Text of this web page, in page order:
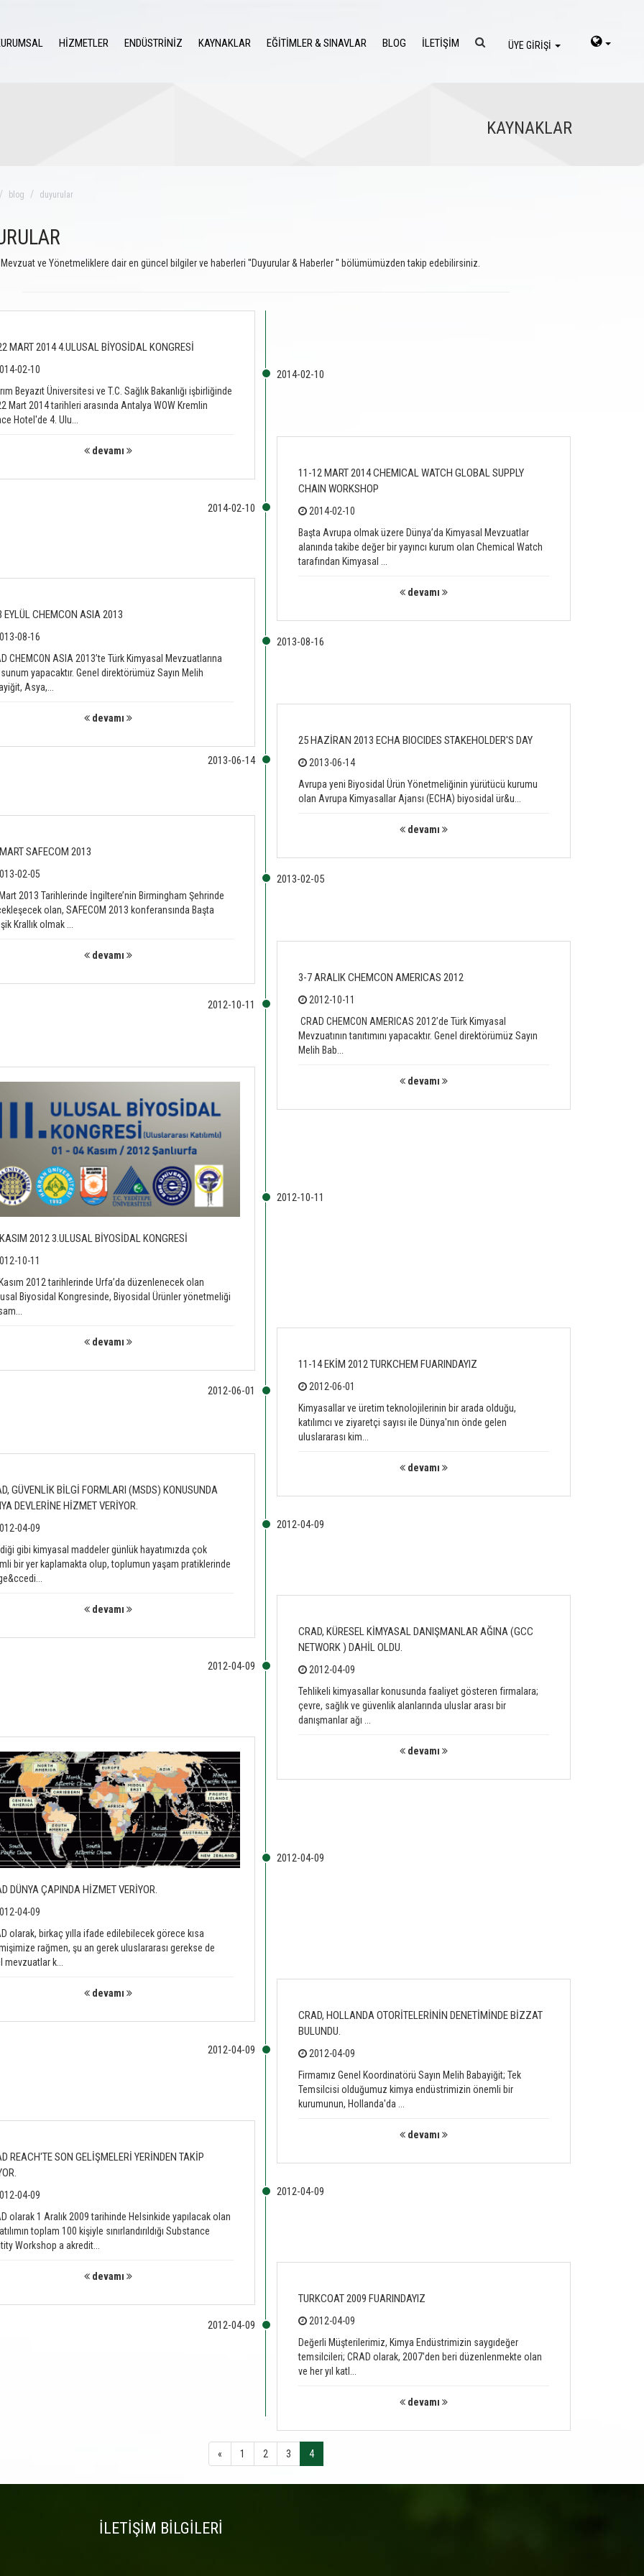
HİZMETLER ENDÜSTRİNİZ KAYNAKLAR EĞİTİMLER & SINAVLAR BLOG İLETİŞİM ÜYE GİRİŞİ
KAYNAKLAR
blog duyurular
ve Yönetmeliklere dair en güncel bilgiler ve haberleri ''Duyurular & Haberler '' bölümümüzden takip edebilirsiniz.
MART 2014 4.ULUSAL BİYOSİDAL KONGRESİ
02-10
Beyazıt Üniversitesi ve T.C. Sağlık Bakanlığı işbirliğinde
Mart 2014 tarihleri arasında Antalya WOW Kremlin
Hotel'de 4. Ulu...
devamı
11-12 MART 2014 CHEMICAL WATCH GLOBAL SUPPLY
CHAIN WORKSHOP
2014-02-10
Başta Avrupa olmak üzere Dünya’da Kimyasal Mevzuatlar
alanında takibe değer bir yayıncı kurum olan Chemical Watch
tarafından Kimyasal ...
devamı
EYLÜL CHEMCON ASIA 2013
08-16
CHEMCON ASIA 2013’te Türk Kimyasal Mevzuatlarına
yapacaktır. Genel direktörümüz Sayın Melih
Asya,...
devamı
25 HAZİRAN 2013 ECHA BIOCIDES STAKEHOLDER'S DAY
2013-06-14
Avrupa yeni Biyosidal Ürün Yönetmeliğinin yürütücü kurumu
olan Avrupa Kimyasallar Ajansı (ECHA) biyosidal ür&u...
devamı
SAFECOM 2013
02-05
2013 Tarihlerinde İngiltere’nin Birmingham Şehrinde
olan, SAFECOM 2013 konferansında Başta
Krallık olmak ...
devamı
3-7 ARALIK CHEMCON AMERICAS 2012
2012-10-11
CRAD CHEMCON AMERICAS 2012’de Türk Kimyasal
Mevzuatının tanıtımını yapacaktır. Genel direktörümüz Sayın
Melih Bab...
devamı
2012 3.ULUSAL BİYOSİDAL KONGRESİ
10-11
2012 tarihlerinde Urfa’da düzenlenecek olan
Biyosidal Kongresinde, Biyosidal Ürünler yönetmeliği
devamı
11-14 EKİM 2012 TURKCHEM FUARINDAYIZ
2012-06-01
Kimyasallar ve üretim teknolojilerinin bir arada olduğu,
katılımcı ve ziyaretçi sayısı ile Dünya'nın önde gelen
uluslararası kim...
devamı
GÜVENLİK BİLGİ FORMLARI (MSDS) KONUSUNDA
DEVLERİNE HİZMET VERİYOR.
04-09
gibi kimyasal maddeler günlük hayatımızda çok
bir yer kaplamakta olup, toplumun yaşam pratiklerinde
devamı
CRAD, KÜRESEL KİMYASAL DANIŞMANLAR AĞINA (GCC
NETWORK ) DAHİL OLDU.
2012-04-09
Tehlikeli kimyasallar konusunda faaliyet gösteren firmalara;
çevre, sağlık ve güvenlik alanlarında uluslar arası bir
danışmanlar ağı ...
devamı
DÜNYA ÇAPINDA HİZMET VERİYOR.
04-09
olarak, birkaç yılla ifade edilebilecek görece kısa
rağmen, şu an gerek uluslararası gerekse de
mevzuatlar k...
devamı
CRAD, HOLLANDA OTORİTELERİNİN DENETİMİNDE BİZZAT
BULUNDU.
2012-04-09
Firmamız Genel Koordinatörü Sayın Melih Babayiğit; Tek
Temsilcisi olduğumuz kimya endüstrimizin önemli bir
kurumunun, Hollanda'da ...
devamı
REACH'TE SON GELİŞMELERİ YERİNDEN TAKİP
04-09
olarak 1 Aralık 2009 tarihinde Helsinkide yapılacak olan
toplam 100 kişiyle sınırlandırıldığı Substance
Workshop a akredit...
devamı
TURKCOAT 2009 FUARINDAYIZ
2012-04-09
Değerli Müşterilerimiz, Kimya Endüstrimizin saygıdeğer
temsilcileri; CRAD olarak, 2007'den beri düzenlenmekte olan
ve her yıl katl...
devamı
« 1 2 3 4
İLETİŞİM BİLGİLERİ